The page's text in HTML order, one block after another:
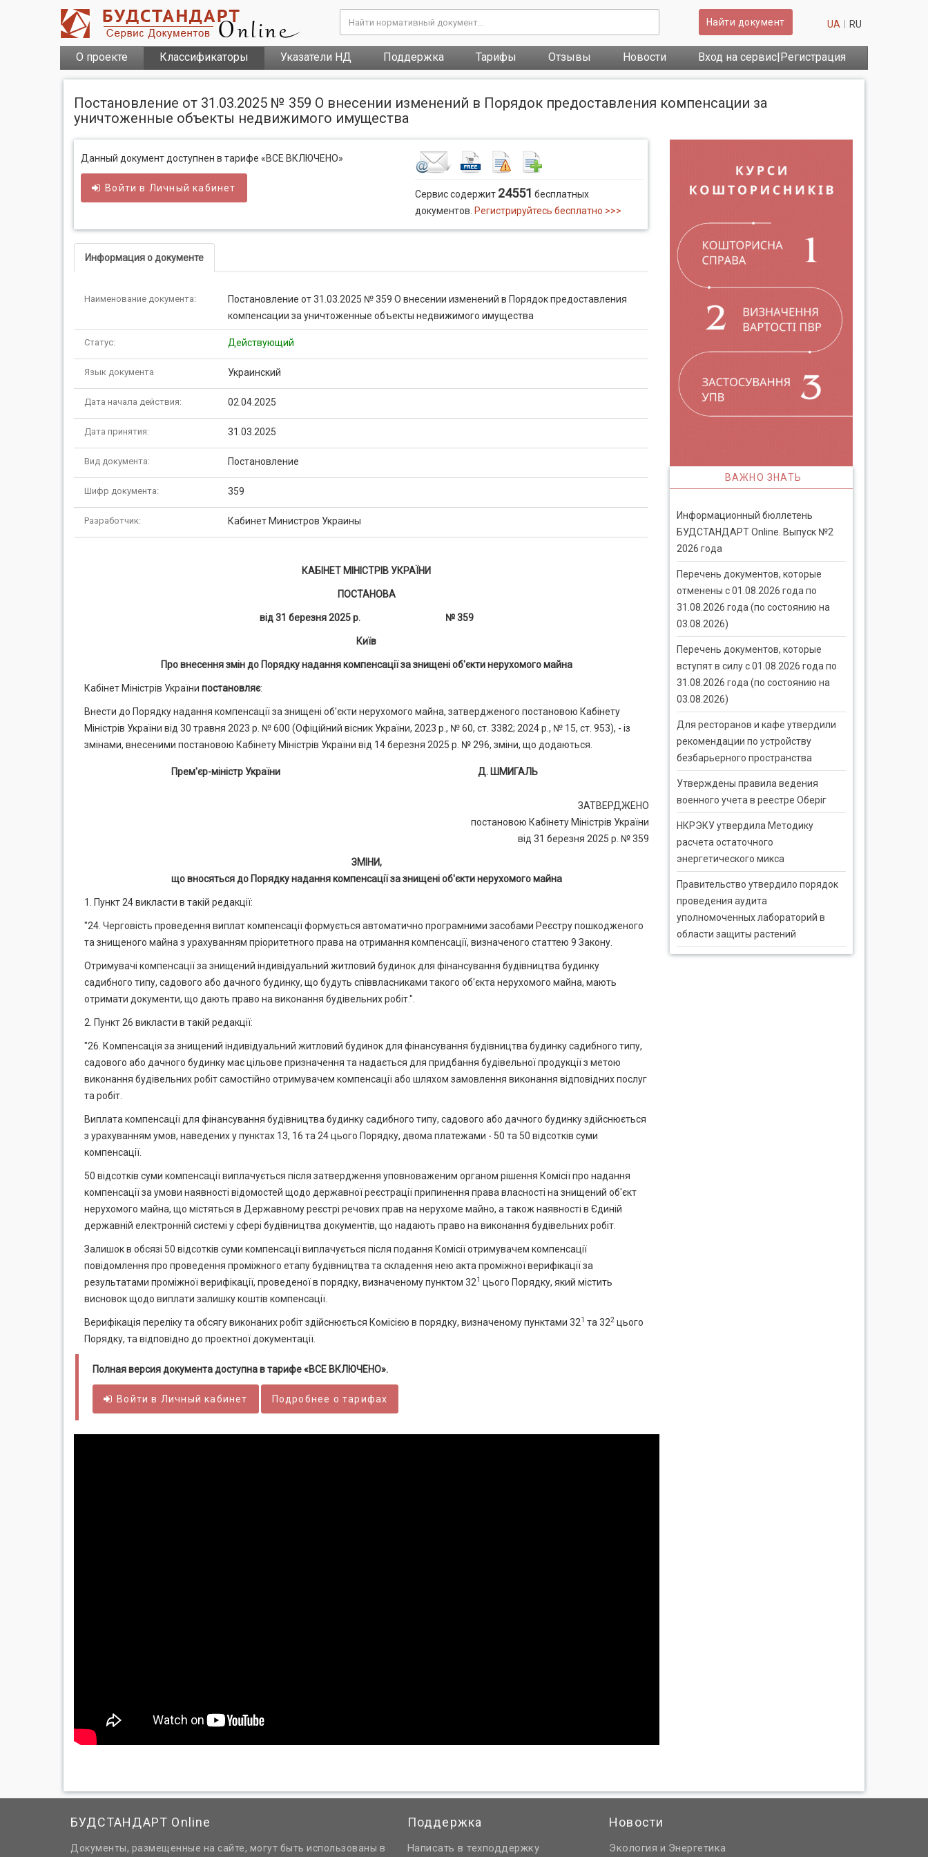
Найти документ UA RU
О проекте Классификаторы Указатели НД Поддержка Тарифы Отзывы Новости Вход на сервис|Регистрация
Постановление от 31.03.2025 № 359 О внесении изменений в Порядок предоставления компенсации за
уничтоженные объекты недвижимого имущества
Данный документ доступнен в тарифе «ВСЕ ВКЛЮЧЕНО»
Войти в Личный кабинет
Сервис содержит 24551 бесплатных
документов. Регистрируйтесь бесплатно >>>
Информация о документе
Наименование документа:
Постановление от 31.03.2025 № 359 О внесении изменений в Порядок предоставления
компенсации за уничтоженные объекты недвижимого имущества
Статус: Действующий
Язык документа Украинский
Дата начала действия: 02.04.2025
Дата принятия: 31.03.2025
Вид документа: Постановление
Шифр документа: 359
Разработчик: Кабинет Министров Украины
КАБІНЕТ МІНІСТРІВ УКРАЇНИ
ПОСТАНОВА
від 31 березня 2025 р. № 359
Київ
Про внесення змін до Порядку надання компенсації за знищені об'єкти нерухомого майна
Кабінет Міністрів України постановляє:
Внести до Порядку надання компенсації за знищені об'єкти нерухомого майна, затвердженого постановою Кабінету
Міністрів України від 30 травня 2023 р. № 600 (Офіційний вісник України, 2023 р., № 60, ст. 3382; 2024 р., № 15, ст. 953), - із
змінами, внесеними постановою Кабінету Міністрів України від 14 березня 2025 р. № 296, зміни, що додаються.
Прем'єр-міністр України Д. ШМИГАЛЬ
ЗАТВЕРДЖЕНО
постановою Кабінету Міністрів України
від 31 березня 2025 р. № 359
ЗМІНИ,
що вносяться до Порядку надання компенсації за знищені об'єкти нерухомого майна
1. Пункт 24 викласти в такій редакції:
"24. Черговість проведення виплат компенсації формується автоматично програмними засобами Реєстру пошкодженого
та знищеного майна з урахуванням пріоритетного права на отримання компенсації, визначеного статтею 9 Закону.
Отримувачі компенсації за знищений індивідуальний житловий будинок для фінансування будівництва будинку
садибного типу, садового або дачного будинку, що будуть співвласниками такого об'єкта нерухомого майна, мають
отримати документи, що дають право на виконання будівельних робіт.".
2. Пункт 26 викласти в такій редакції:
"26. Компенсація за знищений індивідуальний житловий будинок для фінансування будівництва будинку садибного типу,
садового або дачного будинку має цільове призначення та надається для придбання будівельної продукції з метою
виконання будівельних робіт самостійно отримувачем компенсації або шляхом замовлення виконання відповідних послуг
та робіт.
Виплата компенсації для фінансування будівництва будинку садибного типу, садового або дачного будинку здійснюється
з урахуванням умов, наведених у пунктах 13, 16 та 24 цього Порядку, двома платежами - 50 та 50 відсотків суми
компенсації.
50 відсотків суми компенсації виплачується після затвердження уповноваженим органом рішення Комісії про надання
компенсації за умови наявності відомостей щодо державної реєстрації припинення права власності на знищений об'єкт
нерухомого майна, що містяться в Державному реєстрі речових прав на нерухоме майно, а також наявності в Єдиній
державній електронній системі у сфері будівництва документів, що надають право на виконання будівельних робіт.
Залишок в обсязі 50 відсотків суми компенсації виплачується після подання Комісії отримувачем компенсації
повідомлення про проведення проміжного етапу будівництва та складення нею акта проміжної верифікації за
результатами проміжної верифікації, проведеної в порядку, визначеному пунктом 321 цього Порядку, який містить
висновок щодо виплати залишку коштів компенсації.
Верифікація переліку та обсягу виконаних робіт здійснюється Комісією в порядку, визначеному пунктами 321 та 322 цього
Порядку, та відповідно до проектної документації.
Полная версия документа доступна в тарифе «ВСЕ ВКЛЮЧЕНО».
Войти в Личный кабинет Подробнее о тарифах
ВАЖНО ЗНАТЬ
Информационный бюллетень
БУДСТАНДАРТ Online. Выпуск №2
2026 года
Перечень документов, которые
отменены с 01.08.2026 года по
31.08.2026 года (по состоянию на
03.08.2026)
Перечень документов, которые
вступят в силу с 01.08.2026 года по
31.08.2026 года (по состоянию на
03.08.2026)
Для ресторанов и кафе утвердили
рекомендации по устройству
безбарьерного пространства
Утверждены правила ведения
военного учета в реестре Оберіг
НКРЭКУ утвердила Методику
расчета остаточного
энергетического микса
Правительство утвердило порядок
проведения аудита
уполномоченных лабораторий в
области защиты растений
БУДСТАНДАРТ Online
Документы, размещенные на сайте, могут быть использованы в
Поддержка
Написать в техподдержку
Новости
Экология и Энергетика